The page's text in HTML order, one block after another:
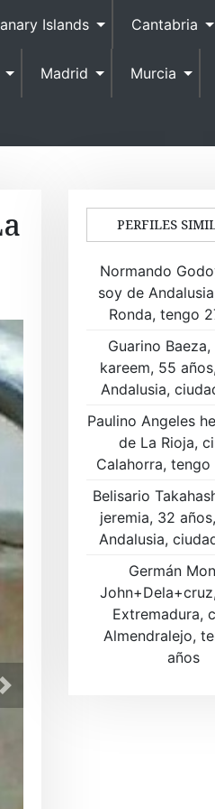
Islands Cantabria
Madrid Murcia
PERFILES
Normando
soy de
Ronda, tengo
Guarino
kareem, 55
Andalusia,
Paulino Angeles
de La Rioja,
Calahorra,
Belisario
jeremia, 32
Andalusia,
Germán
Extremadura,
Almendralejo,
años